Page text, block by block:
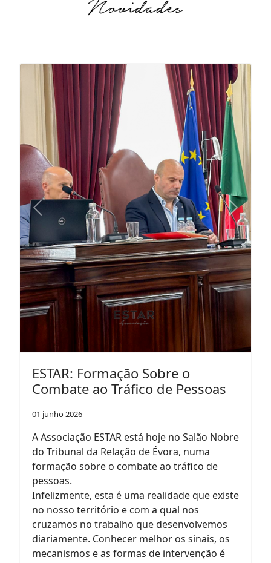
Previous Next
ESTAR: Formação Sobre o
Combate ao Tráfico de Pessoas
01 junho 2026
A Associação ESTAR está hoje no Salão Nobre
do Tribunal da Relação de Évora, numa
formação sobre o combate ao tráfico de
pessoas.
Infelizmente, esta é uma realidade que existe
no nosso território e com a qual nos
cruzamos no trabalho que desenvolvemos
diariamente. Conhecer melhor os sinais, os
mecanismos e as formas de intervenção é